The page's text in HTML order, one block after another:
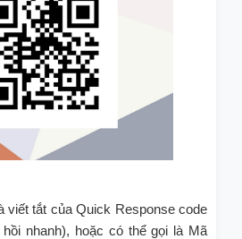
viết tắt của Quick Response code
nhanh), hoặc có thể gọi là Mã